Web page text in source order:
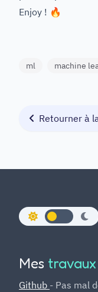
Enjoy ! 🔥
ml machine
Retourner à
Mes travaux
Github - Pas mal